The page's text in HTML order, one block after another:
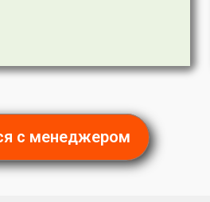
с менеджером